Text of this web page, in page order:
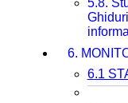
5.8.
6.
6.1